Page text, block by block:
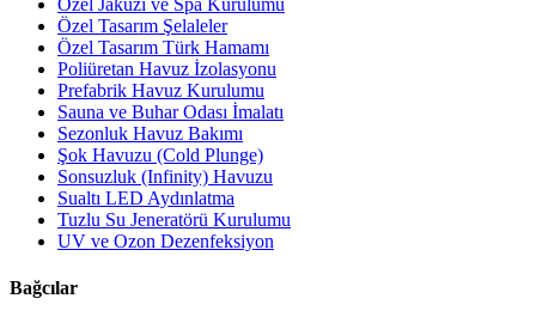
Özel Tasarım Şelaleler
Özel Tasarım Türk Hamamı
Poliüretan Havuz İzolasyonu
Prefabrik Havuz Kurulumu
Sauna ve Buhar Odası İmalatı
Sezonluk Havuz Bakımı
Şok Havuzu (Cold Plunge)
Sonsuzluk (Infinity) Havuzu
Sualtı LED Aydınlatma
Tuzlu Su Jeneratörü Kurulumu
UV ve Ozon Dezenfeksiyon
Bağcılar